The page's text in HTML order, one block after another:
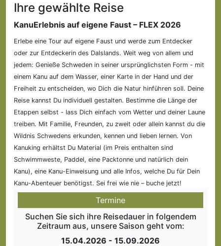
Ihre gewählte Reise
KanuErlebnis auf eigene Faust – FLEX 2026
Erlebe eine Tour auf eigene Faust und werde zum Entdecker
oder zur Entdeckerin des Dalslands. Weit weg von allem und
jedem: Genieße Schweden in seiner ursprünglichsten Form - mit
einem Kanu auf dem Wasser, einer Karte in der Hand und der
Freiheit zu entscheiden, wo Dich die Natur hinführen soll. Deine
Reise kannst Du individuell gestalten. Bestimme die Länge der
Etappen selbst - lass Dich einfach vom Wetter und deiner Laune
treiben. Mit Familie, Freunden, zu zweit oder allein kannst du die
Wildnis Schwedens erkunden, kennen und lieben lernen. Von
Kanuking erhältst Du Material (im Preis enthalten sind
Schwimmweste, Paddel, eine Packtonne und natürlich dein
Kanu), eine Kanu-Einweisung und alle Infos, welche Du für Dein
Kanu-Abenteuer benötigst. Sei frei wie nie – buche jetzt!
Termine
Suchen Sie sich ihre Reisedauer in folgendem
Zeitraum aus, unsere Saison geht vom:
15.04.2026 - 15.09.2026